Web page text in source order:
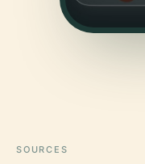
SOURCES